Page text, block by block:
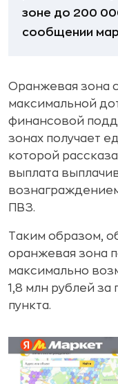
зоне до 200
сообщении
Оранжевая зона
максимальной
финансовой
зонах получает
которой
выплата
ПВЗ.
Таким образом,
оранжевая зона
максимально
1,8 млн рублей
пункта.